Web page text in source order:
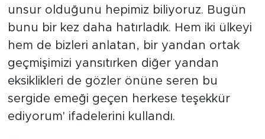
unsur olduğunu hepimiz biliyoruz. Bugün
bunu bir kez daha hatırladık. Hem iki ülkeyi
hem de bizleri anlatan, bir yandan ortak
geçmişimizi yansıtırken diğer yandan
eksiklikleri de gözler önüne seren bu
sergide emeği geçen herkese teşekkür
ediyorum' ifadelerini kullandı.